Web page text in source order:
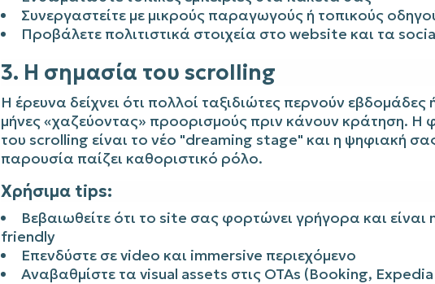
Συνεργαστείτε με μικρούς παραγωγούς ή τοπικούς
Προβάλετε πολιτιστικά στοιχεία στο website και τα
3. Η σημασία του scrolling
Η έρευνα δείχνει ότι πολλοί ταξιδιώτες περνούν εβδομάδες
μήνες «χαζεύοντας» προορισμούς πριν κάνουν κράτηση. Η
του scrolling είναι το νέο "dreaming stage" και η ψηφιακή
παρουσία παίζει καθοριστικό ρόλο.
Χρήσιμα tips:
Βεβαιωθείτε ότι το site σας φορτώνει γρήγορα και είναι
friendly
Επενδύστε σε video και immersive περιεχόμενο
Αναβαθμίστε τα visual assets στις OTAs (Booking,